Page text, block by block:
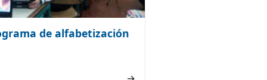
de alfabetización